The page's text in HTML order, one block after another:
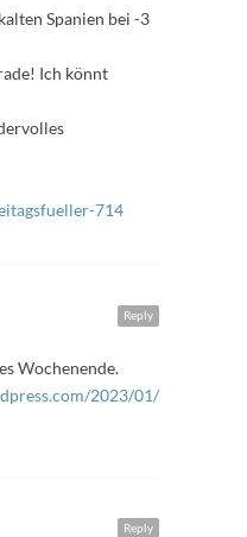
Spanien bei -3
Ich könnt
714
Reply
Wochenende.
2023/01/27/freitags-
Reply